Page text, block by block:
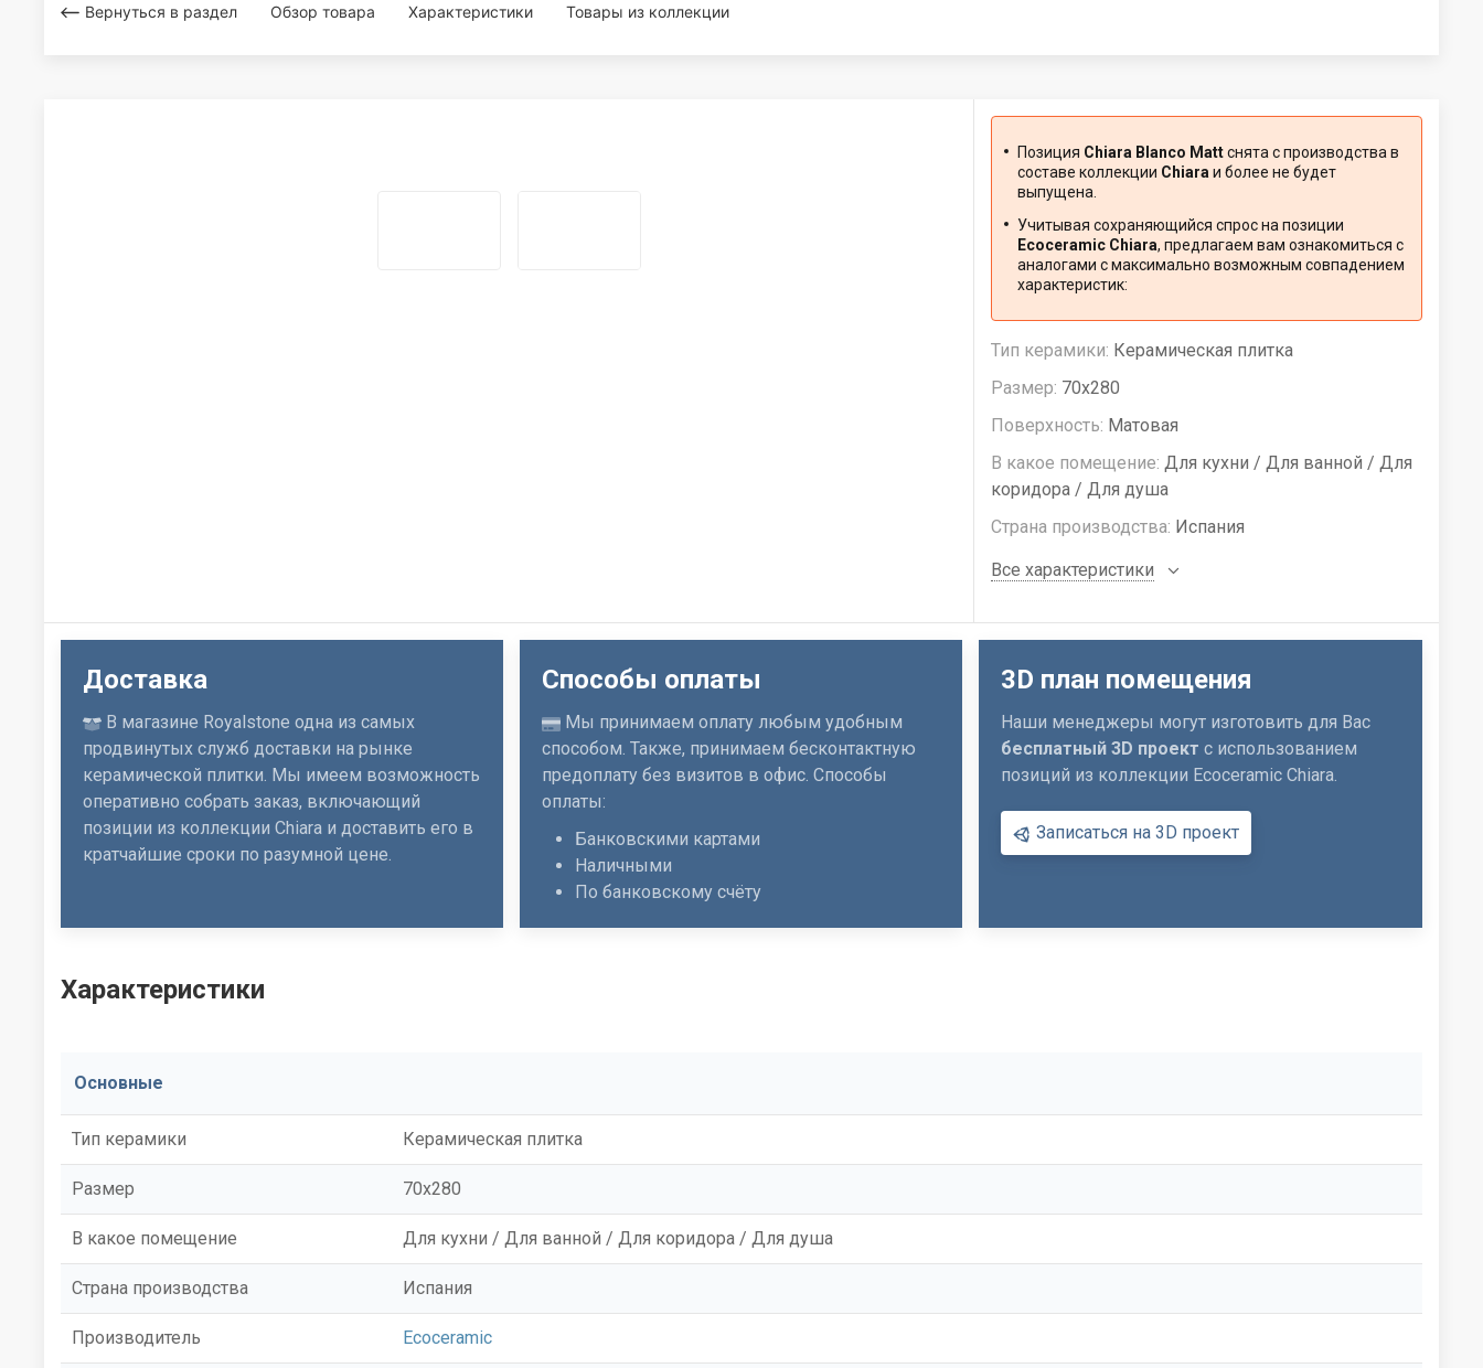
Вернуться в раздел Обзор товара Характеристики Товары из коллекции
Позиция Chiara Blanco Mattснята с производства в
составе коллекции Chiaraи более не будет
выпущена.
Учитывая сохраняющийся спрос на позиции
Ecoceramic Chiara, предлагаем вам ознакомиться с
аналогами с максимально возможным совпадением
характеристик:
Тип керамики: Керамическая плитка
Размер: 70x280
Поверхность: Матовая
В какое помещение: Для кухни / Для ванной / Для
коридора / Для душа
Страна производства: Испания
Все характеристики
Доставка
В магазине Royalstone одна из самых
продвинутых служб доставки на рынке
керамической плитки. Мы имеем возможность
оперативно собрать заказ, включающий
позиции из коллекции Chiara и доставить его в
кратчайшие сроки по разумной цене.
Способы оплаты
Мы принимаем оплату любым удобным
способом. Также, принимаем бесконтактную
предоплату без визитов в офис. Способы
оплаты:
Банковскими картами
Наличными
По банковскому счёту
3D план помещения
Наши менеджеры могут изготовить для Вас
бесплатный 3D проект с использованием
позиций из коллекции Ecoceramic Chiara.
Записаться на 3D проект
Характеристики
Основные
Тип керамики Керамическая плитка
Размер 70x280
В какое помещение Для кухни / Для ванной / Для коридора / Для душа
Страна производства Испания
Производитель Ecoceramic